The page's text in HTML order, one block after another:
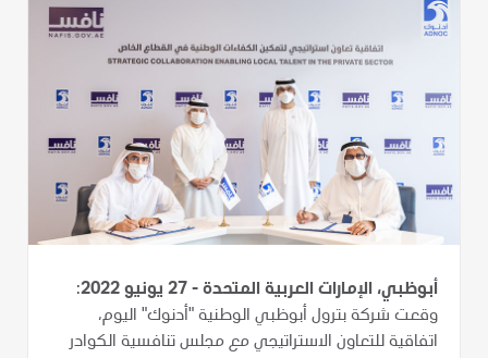
أبوظبي، الإمارات العربية المتحدة - 27 يونيو 2022
:
وقعت شركة بترول أبوظبي الوطنية "أدنوك" اليوم،
اتفاقية للتعاون الاستراتيجي مع مجلس تنافسية الكوادر